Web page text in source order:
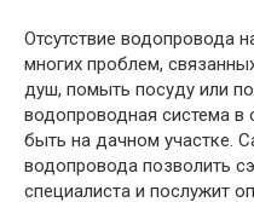
Отсутствие водопровода
многих проблем,
душ, помыть посуду или
водопроводная система
быть на дачном участке.
водопровода позволить
специалиста и послужит